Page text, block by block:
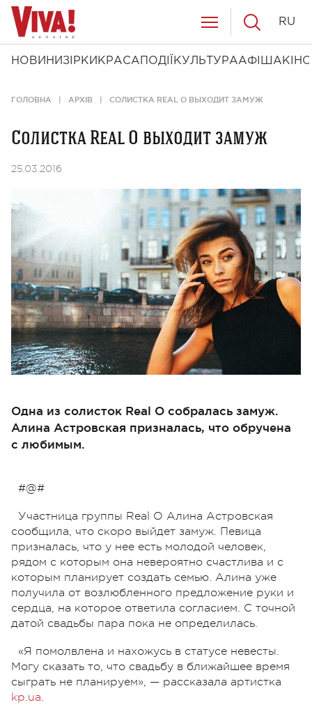
НОВИНИ ЗІРКИ КРАСА ПОДІЇ КУЛЬТУРААФІША КІНО
RU
ГОЛОВНА АРХІВ СОЛИСТКА REAL O ВЫХОДИТ ЗАМУЖ
Солистка Real O выходит замуж
25.03.2016
Одна из солисток Real O собралась замуж.
Алина Астровская призналась, что обручена
с любимым.
#@#
Участница группы Real O Алина Астровская
сообщила, что скоро выйдет замуж. Певица
призналась, что у нее есть молодой человек,
рядом с которым она невероятно счастлива и с
которым планирует создать семью. Алина уже
получила от возлюбленного предложение руки и
сердца, на которое ответила согласием. С точной
датой свадьбы пара пока не определилась.
«Я помолвлена и нахожусь в статусе невесты.
Могу сказать то, что свадьбу в ближайшее время
сыграть не планируем», — рассказала артистка
kp.ua.